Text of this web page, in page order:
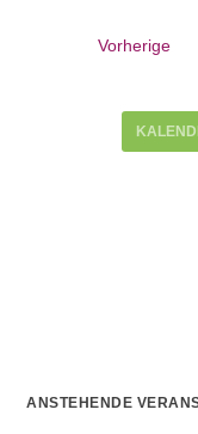
VorherigeV
a
n
e
ANSTEHENDE